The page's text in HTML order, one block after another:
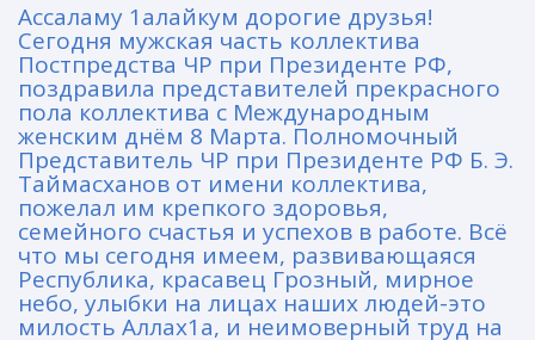
Ассаламу 1алайкум дорогие друзья!
Сегодня мужская часть коллектива
Постпредства ЧР при Президенте РФ,
поздравила представителей прекрасного
пола коллектива с Международным
женским днём 8 Марта. Полномочный
Представитель ЧР при Президенте РФ Б. Э.
Таймасханов от имени коллектива,
пожелал им крепкого здоровья,
семейного счастья и успехов в работе. Всё
что мы сегодня имеем, развивающаяся
Республика, красавец Грозный, мирное
небо, улыбки на лицах наших людей-это
милость Аллах1а, и неимоверный труд на